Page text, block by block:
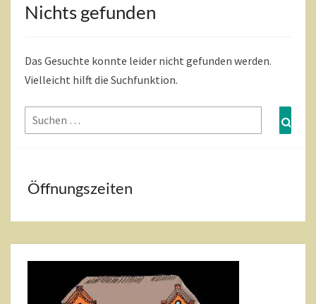
Nichts
Nichts gefunden
Das Gesuchte konnte leider nicht gefunden werden.
Vielleicht hilft die Suchfunktion.
Suchen
nach:
Öffnungszeiten